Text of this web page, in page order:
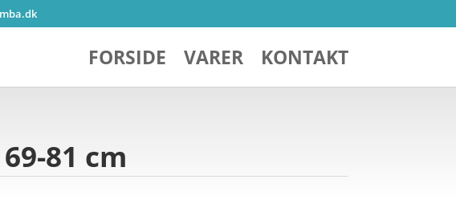
FORSIDE VARER KONTAKT
81 cm